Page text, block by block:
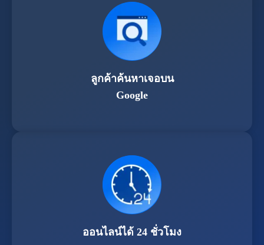
ลูกค้าค้นหาเจอบน
Google
ออนไลน์ได้ 24 ชั่วโมง